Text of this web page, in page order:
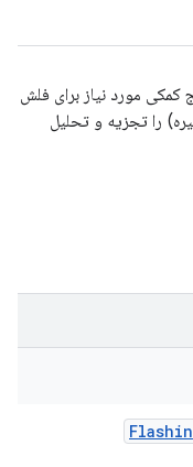
کمکی مورد نیاز برای فلش
را تجزیه و تحلیل